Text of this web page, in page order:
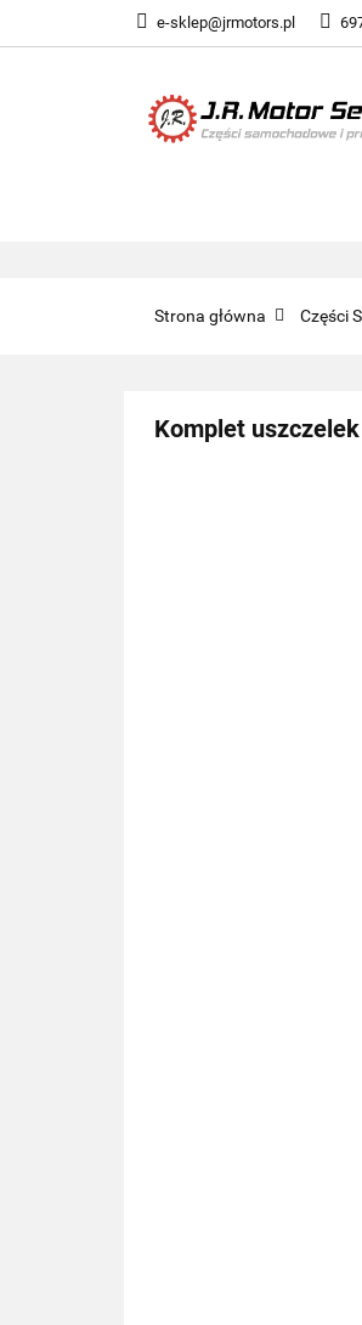
e-sklep@jrmotors.pl
Strona główna Części
Komplet uszczelek